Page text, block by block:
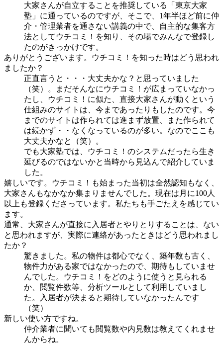
大家さんが自立することを推奨している「東京大家
塾」に通っているのですが、そこで、1年半ほど前に仲
介・管理業者を通さない講義の中で、自主的な集客方
法としてウチコミ！を知り、その場でみんなで登録し
たのがきっかけです。
ありがとうございます。ウチコミ！を知った時はどう思われ
ましたか？
正直言うと・・・大丈夫かな？と思っていました
（笑）。まだそんなにウチコミ！が広まっていなかっ
たし、ウチコミ！に似た、直接大家さんが動くという
仕組みのサイトは、今まであったりもしたのです。今
までのサイトは作られては進まず放置、また作られて
は続かず・・なくなっているのが多い。なのでここも
大丈夫かなと（笑）。
でも大家塾では、ウチコミ！のシステムだったら生き
延びるのではないかと当時から見込んで紹介していま
した。
嬉しいです。ウチコミ！も始まった当初は全然認知もなく、
大家さんもなかなか集まりませんでした。現在は月に100人
以上も登録くださっています。私たちも手ごたえを感じてい
ます。
通常、大家さんが直接に入居者とやりとりすることは、ない
と思われますが、実際に連絡があったときはどう思われまし
たか？
驚きました。私の物件は都心でなく、築年数も古く、
物件力がある家ではなかったので、期待もしていませ
んでした。ウチコミ！をどのように使うと見られる
か、閲覧件数等、分析ツールとして利用していまし
た。入居者が決まると期待していなかったんです
（笑）
新しい使い方ですね。
仲介業者に聞いても閲覧数や内見数は教えてくれませ
んからね。